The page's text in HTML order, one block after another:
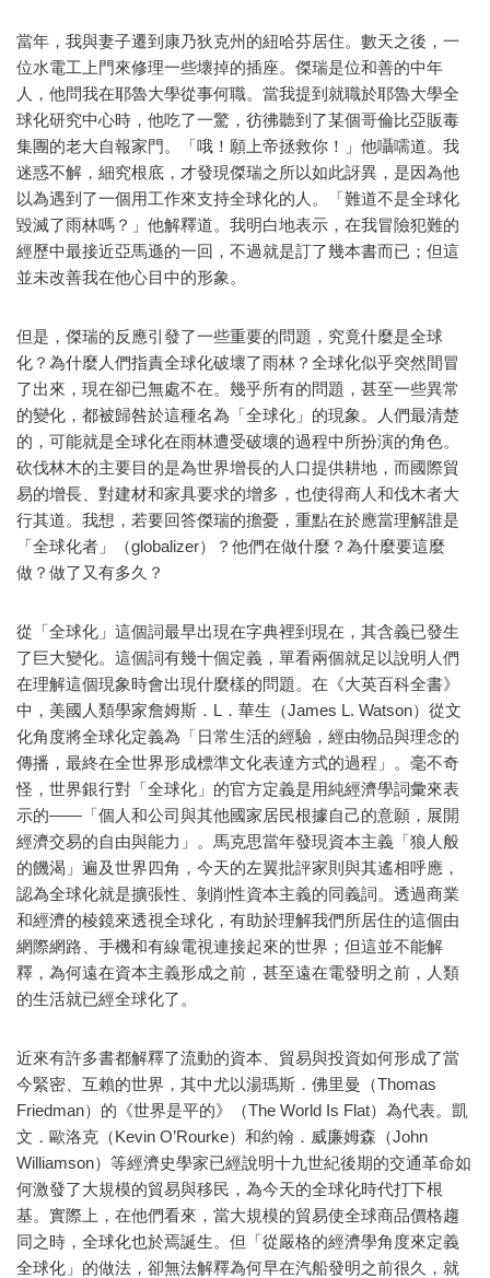
當年，我與妻子遷到康乃狄克州的紐哈芬居住。數天之後，一
位水電工上門來修理一些壞掉的插座。傑瑞是位和善的中年
人，他問我在耶魯大學從事何職。當我提到就職於耶魯大學全
球化研究中心時，他吃了一驚，彷彿聽到了某個哥倫比亞販毒
集團的老大自報家門。「哦！願上帝拯救你！」他囁嚅道。我
迷惑不解，細究根底，才發現傑瑞之所以如此訝異，是因為他
以為遇到了一個用工作來支持全球化的人。「難道不是全球化
毀滅了雨林嗎？」他解釋道。我明白地表示，在我冒險犯難的
經歷中最接近亞馬遜的一回，不過就是訂了幾本書而已；但這
並未改善我在他心目中的形象。
但是，傑瑞的反應引發了一些重要的問題，究竟什麼是全球
化？為什麼人們指責全球化破壞了雨林？全球化似乎突然間冒
了出來，現在卻已無處不在。幾乎所有的問題，甚至一些異常
的變化，都被歸咎於這種名為「全球化」的現象。人們最清楚
的，可能就是全球化在雨林遭受破壞的過程中所扮演的角色。
砍伐林木的主要目的是為世界增長的人口提供耕地，而國際貿
易的增長、對建材和家具要求的增多，也使得商人和伐木者大
行其道。我想，若要回答傑瑞的擔憂，重點在於應當理解誰是
「全球化者」（globalizer）？他們在做什麼？為什麼要這麼
做？做了又有多久？
從「全球化」這個詞最早出現在字典裡到現在，其含義已發生
了巨大變化。這個詞有幾十個定義，單看兩個就足以說明人們
在理解這個現象時會出現什麼樣的問題。在《大英百科全書》
中，美國人類學家詹姆斯．L．華生（James L. Watson）從文
化角度將全球化定義為「日常生活的經驗，經由物品與理念的
傳播，最終在全世界形成標準文化表達方式的過程」。毫不奇
怪，世界銀行對「全球化」的官方定義是用純經濟學詞彙來表
示的——「個人和公司與其他國家居民根據自己的意願，展開
經濟交易的自由與能力」。馬克思當年發現資本主義「狼人般
的饑渴」遍及世界四角，今天的左翼批評家則與其遙相呼應，
認為全球化就是擴張性、剝削性資本主義的同義詞。透過商業
和經濟的棱鏡來透視全球化，有助於理解我們所居住的這個由
網際網路、手機和有線電視連接起來的世界；但這並不能解
釋，為何遠在資本主義形成之前，甚至遠在電發明之前，人類
的生活就已經全球化了。
近來有許多書都解釋了流動的資本、貿易與投資如何形成了當
今緊密、互賴的世界，其中尤以湯瑪斯．佛里曼（Thomas
Friedman）的《世界是平的》（The World Is Flat）為代表。凱
文．歐洛克（Kevin O’Rourke）和約翰．威廉姆森（John
Williamson）等經濟史學家已經說明十九世紀後期的交通革命如
何激發了大規模的貿易與移民，為今天的全球化時代打下根
基。實際上，在他們看來，當大規模的貿易使全球商品價格趨
同之時，全球化也於焉誕生。但「從嚴格的經濟學角度來定義
全球化」的做法，卻無法解釋為何早在汽船發明之前很久，就